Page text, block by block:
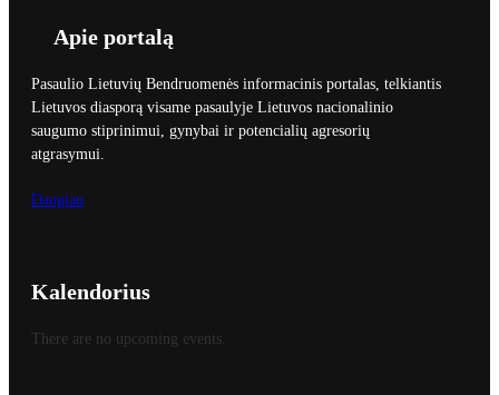
Apie portalą
Pasaulio Lietuvių Bendruomenės informacinis portalas, telkiantis
Lietuvos diasporą visame pasaulyje Lietuvos nacionalinio
saugumo stiprinimui, gynybai ir potencialių agresorių
atgrasymui.
Daugiau
Kalendorius
There are no upcoming events.